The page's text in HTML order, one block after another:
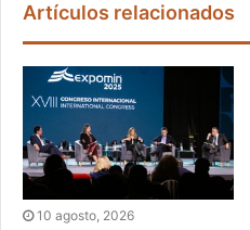
Artículos relacionados
10 agosto, 2026